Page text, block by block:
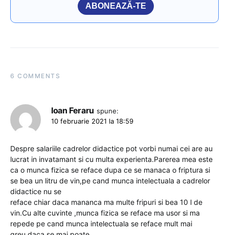
ABONEAZĂ-TE
6 COMMENTS
Ioan Feraru spune:
10 februarie 2021 la 18:59
Despre salariile cadrelor didactice pot vorbi numai cei are au
lucrat in invatamant si cu multa experienta.Parerea mea este
ca o munca fizica se reface dupa ce se manaca o friptura si
se bea un litru de vin,pe cand munca intelectuala a cadrelor
didactice nu se
reface chiar daca mananca ma multe fripuri si bea 10 l de
vin.Cu alte cuvinte ,munca fizica se reface ma usor si ma
repede pe cand munca intelectuala se reface mult mai